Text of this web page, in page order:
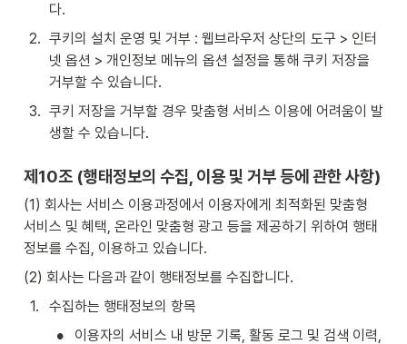
다.
2. 쿠키의 설치 운영 및 거부 : 웹브라우저 상단의 도구 > 인터
넷 옵션 > 개인정보 메뉴의 옵션 설정을 통해 쿠키 저장을
거부할 수 있습니다.
3. 쿠키 저장을 거부할 경우 맞춤형 서비스 이용에 어려움이 발
생할 수 있습니다.
제10조 (행태정보의 수집, 이용 및 거부 등에 관한 사항)
(1) 회사는 서비스 이용과정에서 이용자에게 최적화된 맞춤형
서비스 및 혜택, 온라인 맞춤형 광고 등을 제공하기 위하여 행태
정보를 수집, 이용하고 있습니다.
(2) 회사는 다음과 같이 행태정보를 수집합니다.
1. 수집하는 행태정보의 항목
•
이용자의 서비스 내 방문 기록, 활동 로그 및 검색 이력,